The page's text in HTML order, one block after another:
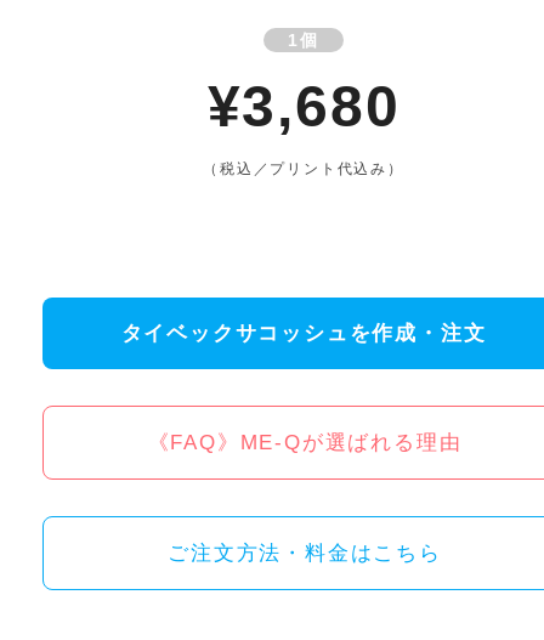
1個
¥3,680
（税込／プリント代込み）
タイベックサコッシュを作成・注文
《FAQ》ME-Qが選ばれる理由
ご注文方法・料金はこちら